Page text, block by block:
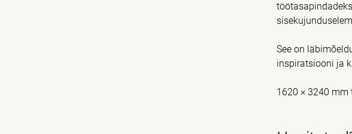
See on
inspiratsiooni ja
1620 × 3240